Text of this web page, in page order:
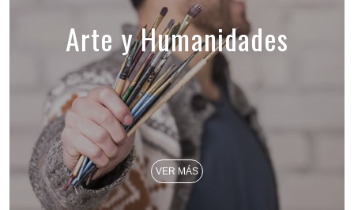
Arte y Humanidades
VER MÁS